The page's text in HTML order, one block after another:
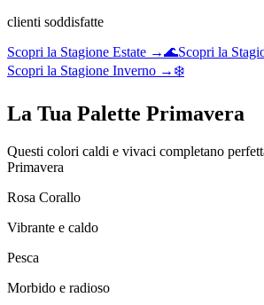
clienti soddisfatte
Scopri la Stagione Estate →🌊Scopri la
Scopri la Stagione Inverno → ❄️
La Tua Palette Primavera
Questi colori caldi e vivaci completano
Primavera
Rosa Corallo
Vibrante e caldo
Pesca
Morbido e radioso